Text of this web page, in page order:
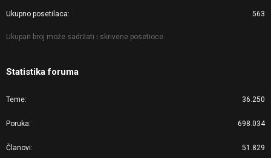
Ukupno posetilaca 563
Ukupan broj može sadržati i skrivene posetioce.
Statistika foruma
Teme 36.250
Poruka 698.034
Članovi 51.829